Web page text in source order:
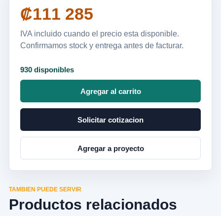
₡111 285
IVA incluido cuando el precio esta disponible.
Confirmamos stock y entrega antes de facturar.
930 disponibles
Agregar al carrito
Solicitar cotizacion
Agregar a proyecto
TAMBIEN PUEDE SERVIR
Productos relacionados